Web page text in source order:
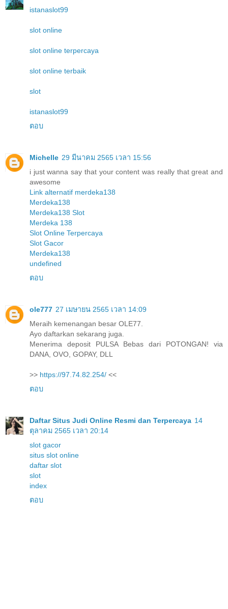
istanaslot99
slot online
slot online terpercaya
slot online terbaik
slot
istanaslot99
ตอบ
Michelle 29 มีนาคม 2565 เวลา 15:56
i just wanna say that your content was really that great and
awesome
Link alternatif merdeka138
Merdeka138
Merdeka138 Slot
Merdeka 138
Slot Online Terpercaya
Slot Gacor
Merdeka138
undefined
ตอบ
ole777 27 เมษายน 2565 เวลา 14:09
Meraih kemenangan besar OLE77.
Ayo daftarkan sekarang juga.
Menerima deposit PULSA Bebas dari POTONGAN! via
DANA, OVO, GOPAY, DLL
>> https://97.74.82.254/ <<
ตอบ
Daftar Situs Judi Online Resmi dan Terpercaya 14
ตุลาคม 2565 เวลา 20:14
slot gacor
situs slot online
daftar slot
slot
index
ตอบ